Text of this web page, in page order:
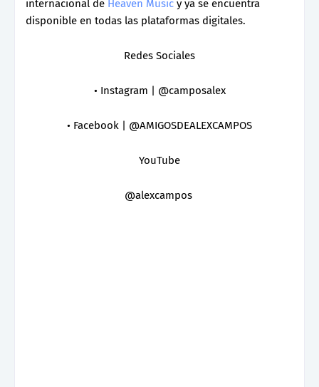
internacional de Heaven Music y ya se encuentra
disponible en todas las plataformas digitales.
Redes Sociales
• Instagram | @camposalex
• Facebook | @AMIGOSDEALEXCAMPOS
YouTube
@alexcampos